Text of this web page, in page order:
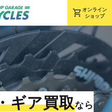
shopping_cart オンライン
ショップ
ギア買取なら